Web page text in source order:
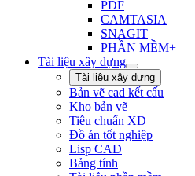
PDF
CAMTASIA
SNAGIT
PHẦN MỀM+
Tài liệu xây dựng
Tài liệu xây dựng
Bản vẽ cad kết cấu
Kho bản vẽ
Tiêu chuẩn XD
Đồ án tốt nghiệp
Lisp CAD
Bảng tính